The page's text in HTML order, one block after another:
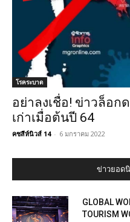
โรคระบาด
อย่าลงเชื่อ! ข่าวล็อก
เก่าเมื่อต้นปี 64
คชสีห์นิวส์ 14 - 6 มกราคม 2022
ข่าวยอด
GLOBAL
TOURISM